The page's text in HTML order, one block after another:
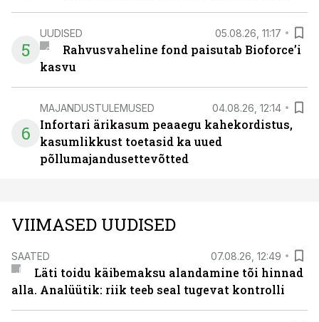
5
UUDISED 05.08.26, 11:17
Rahvusvaheline fond paisutab Bioforce’i
kasvu
6
MAJANDUSTULEMUSED 04.08.26, 12:14
Infortari ärikasum peaaegu kahekordistus,
kasumlikkust toetasid ka uued
põllumajandusettevõtted
VIIMASED UUDISED
SAATED 07.08.26, 12:49
Läti toidu käibemaksu alandamine tõi hinnad
alla. Analüütik: riik teeb seal tugevat kontrolli